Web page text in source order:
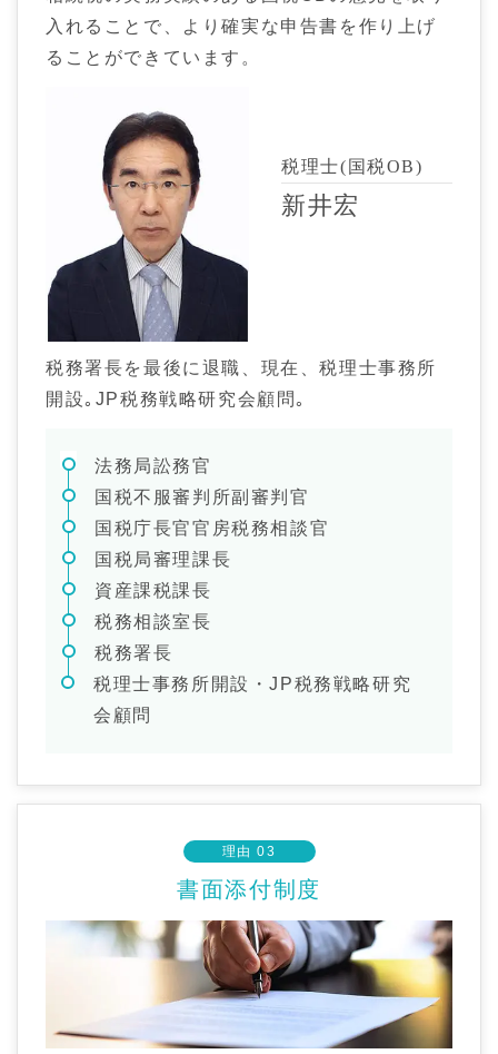
入れることで、より確実な申告書を作り上げ
ることができています。
税理士(国税OB)
新井宏
税務署長を最後に退職、現在、税理士事務所
開設｡ JP税務戦略研究会顧問｡
法務局訟務官
国税不服審判所副審判官
国税庁長官官房税務相談官
国税局審理課長
資産課税課長
税務相談室長
税務署長
税理士事務所開設・JP税務戦略研究
会顧問
理由 03
書面添付制度